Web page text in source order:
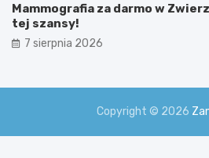
Mammografia za darmo w
tej szansy!
7 sierpnia 2026
Copyright © 2026